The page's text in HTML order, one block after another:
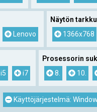
Lenovo
Näytön
1366x768
i5 i7
Prosessorin
8.
10.
Käyttöjärjestelmä: